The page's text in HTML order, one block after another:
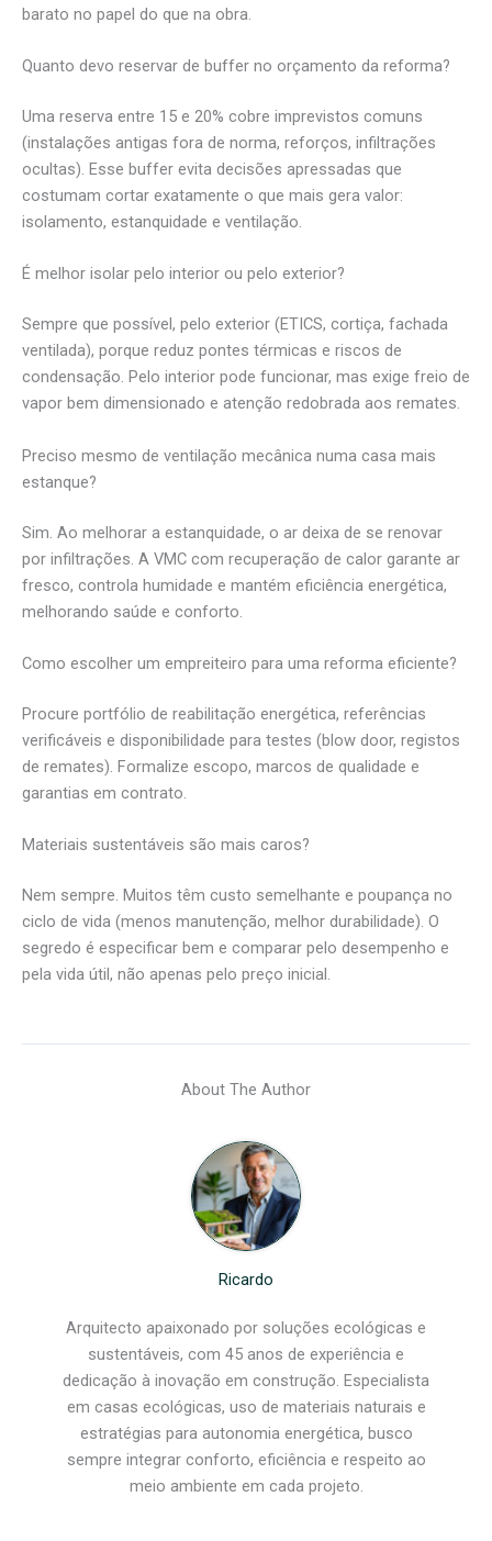
barato no papel do que na obra.
Quanto devo reservar de buffer no orçamento da reforma?
Uma reserva entre 15 e 20% cobre imprevistos comuns
(instalações antigas fora de norma, reforços, infiltrações
ocultas). Esse buffer evita decisões apressadas que
costumam cortar exatamente o que mais gera valor:
isolamento, estanquidade e ventilação.
É melhor isolar pelo interior ou pelo exterior?
Sempre que possível, pelo exterior (ETICS, cortiça, fachada
ventilada), porque reduz pontes térmicas e riscos de
condensação. Pelo interior pode funcionar, mas exige freio de
vapor bem dimensionado e atenção redobrada aos remates.
Preciso mesmo de ventilação mecânica numa casa mais
estanque?
Sim. Ao melhorar a estanquidade, o ar deixa de se renovar
por infiltrações. A VMC com recuperação de calor garante ar
fresco, controla humidade e mantém eficiência energética,
melhorando saúde e conforto.
Como escolher um empreiteiro para uma reforma eficiente?
Procure portfólio de reabilitação energética, referências
verificáveis e disponibilidade para testes (blow door, registos
de remates). Formalize escopo, marcos de qualidade e
garantias em contrato.
Materiais sustentáveis são mais caros?
Nem sempre. Muitos têm custo semelhante e poupança no
ciclo de vida (menos manutenção, melhor durabilidade). O
segredo é especificar bem e comparar pelo desempenho e
pela vida útil, não apenas pelo preço inicial.
About The Author
Ricardo
Arquitecto apaixonado por soluções ecológicas e
sustentáveis, com 45 anos de experiência e
dedicação à inovação em construção. Especialista
em casas ecológicas, uso de materiais naturais e
estratégias para autonomia energética, busco
sempre integrar conforto, eficiência e respeito ao
meio ambiente em cada projeto.